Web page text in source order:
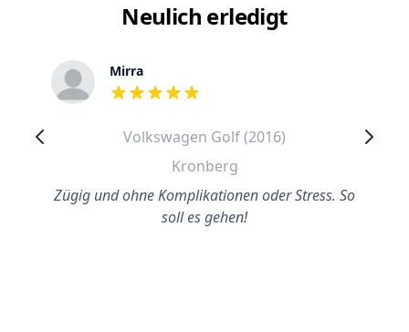
Neulich erledigt
Mirra
out of 5 stars
Volkswagen Golf (2016)
Kronberg
Zügig und ohne Komplikationen oder Stress. So
soll es gehen!